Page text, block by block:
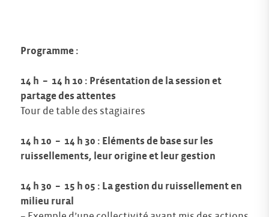
Programme :
14 h – 14 h 10 : Présentation de la session et
partage des attentes
Tour de table des stagiaires
14 h 10 – 14 h 30 : Eléments de base sur les
ruissellements, leur origine et leur gestion
14 h 30 – 15 h 05 : La gestion du ruissellement en
milieu rural